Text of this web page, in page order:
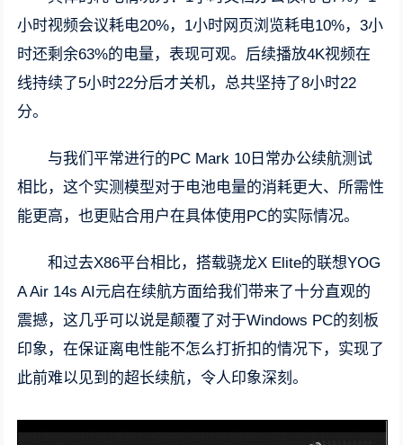
小时视频会议耗电20%，1小时网页浏览耗电10%，3小
时还剩余63%的电量，表现可观。后续播放4K视频在
线持续了5小时22分后才关机，总共坚持了8小时22
分。
与我们平常进行的PC Mark 10日常办公续航测试
相比，这个实测模型对于电池电量的消耗更大、所需性
能更高，也更贴合用户在具体使用PC的实际情况。
和过去X86平台相比，搭载骁龙X Elite的联想YOG
A Air 14s AI元启在续航方面给我们带来了十分直观的
震撼，这几乎可以说是颠覆了对于Windows PC的刻板
印象，在保证离电性能不怎么打折扣的情况下，实现了
此前难以见到的超长续航，令人印象深刻。